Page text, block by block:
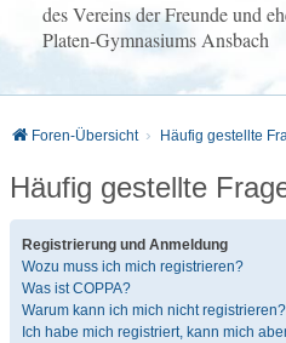
des Vereins der Freunde und
Platen-Gymnasiums Ansbach
Foren-Übersicht Häufig gestellte
Häufig gestellte
Registrierung und Anmeldung
Wozu muss ich mich registrieren?
Was ist COPPA?
Warum kann ich mich nicht registrieren?
Ich habe mich registriert, kann mich